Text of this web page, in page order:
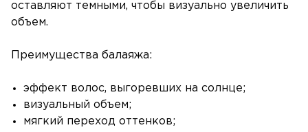
оставляют темными, чтобы визуально увеличить
объем.
Преимущества балаяжа:
эффект волос, выгоревших на солнце;
визуальный объем;
мягкий переход оттенков;